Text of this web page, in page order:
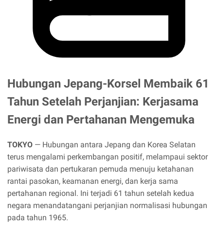
Hubungan Jepang-Korsel Membaik 61
Tahun Setelah Perjanjian: Kerjasama
Energi dan Pertahanan Mengemuka
TOKYO — Hubungan antara Jepang dan Korea Selatan
terus mengalami perkembangan positif, melampaui sektor
pariwisata dan pertukaran pemuda menuju ketahanan
rantai pasokan, keamanan energi, dan kerja sama
pertahanan regional. Ini terjadi 61 tahun setelah kedua
negara menandatangani perjanjian normalisasi hubungan
pada tahun 1965.